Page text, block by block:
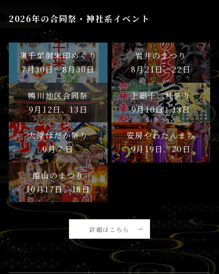
2026年の合同祭・神社系イベント
奥千葉御朱印めぐり
7月30日〜8月30日
岩井のまつり
8月21日、22日
鴨川地区合同祭
9月12日、13日
上総十二社祭り
9月10日、13日
大原はだか祭り
9月？日
安房やわたんまち
9月19日、20日
館山のまつり
10月17日、18日
詳細はこちら